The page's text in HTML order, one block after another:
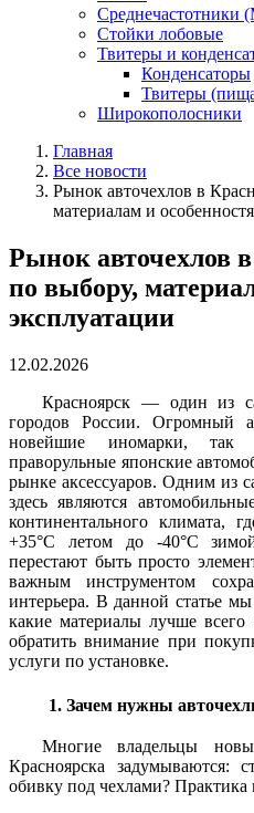
Среднечастотники
Стойки лобовые
Твитеры и
Конденсаторы
Твитеры
Широкополосники
Главная
Все новости
Рынок авточехлов в
материалам и
Рынок авточехлов
по выбору,
эксплуатации
12.02.2026
Красноярск — один из
городов России. Огромный
новейшие иномарки, так
праворульные японские
рынке аксессуаров. Одним из
здесь являются
континентального климата,
+35°C летом до -40°C
перестают быть просто
важным инструментом
интерьера. В данной статье мы
какие материалы лучше
обратить внимание при
услуги по установке.
1. Зачем нужны
Многие владельцы
Красноярска задумываются:
обивку под чехлами? Практика